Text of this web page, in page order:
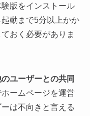
版をインストール
動まで5分以上かか
おく必要がありま
ユーザーとの共同
ームページを運営
は不向きと言える